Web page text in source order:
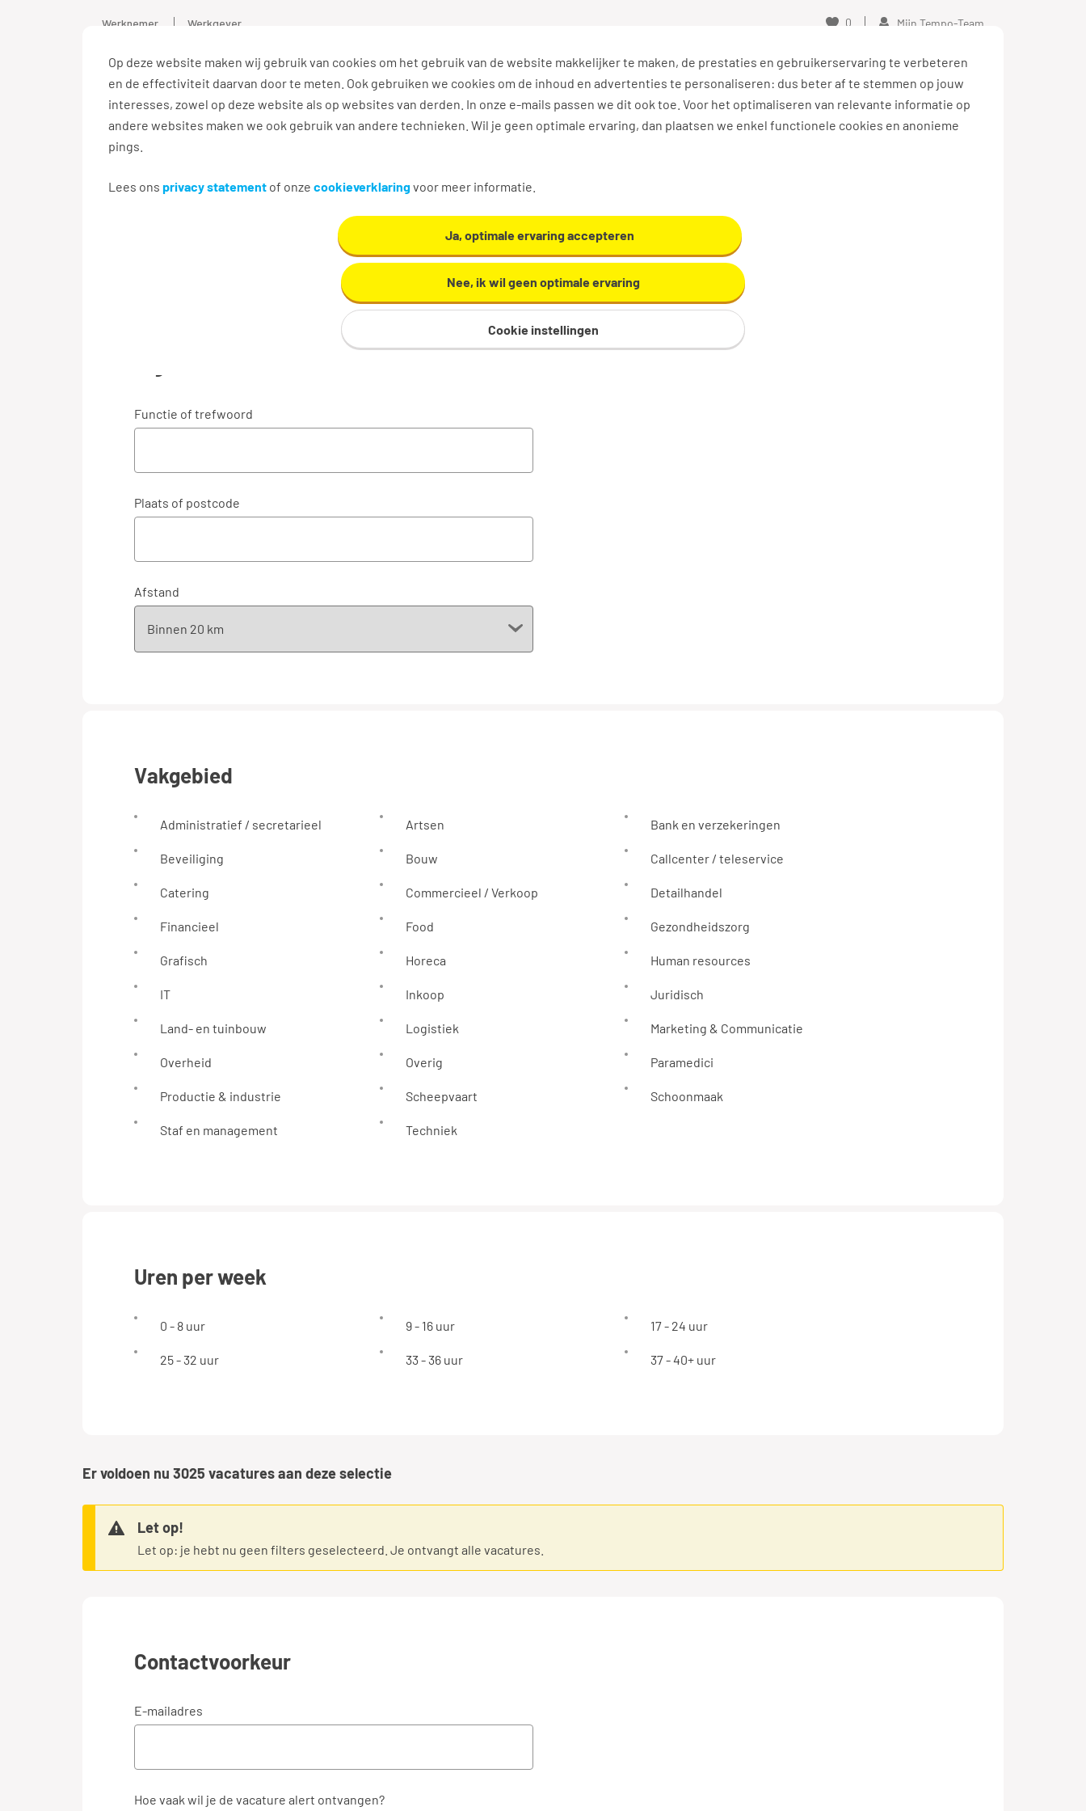
Op deze website maken wij gebruik van cookies om het gebruik van de website makkelijker te maken, de prestaties en gebruikerservaring te verbeteren
en de effectiviteit daarvan door te meten. Ook gebruiken we cookies om de inhoud en advertenties te personaliseren: dus beter af te stemmen op jouw
interesses, zowel op deze website als op websites van derden. In onze e-mails passen we dit ook toe. Voor het optimaliseren van relevante informatie op
andere websites maken we ook gebruik van andere technieken. Wil je geen optimale ervaring, dan plaatsen we enkel functionele cookies en anonieme
pings.
Lees ons privacy statement of onze cookieverklaringvoor meer informatie.
Ja, optimale ervaring accepteren
Nee, ik wil geen optimale ervaring
Cookie instellingen
Werknemer Werkgever
Vacatures Ontwikkel jezelf Werkplezier Contact
0 Mijn Tempo-Team
Aanmaken e-mailalert nieuwe vacatures
Maak hier je eigen e-mailalert om nieuwe vacatures te ontvangen die relevant zijn voor jou.
Functie of trefwoord
Plaats of postcode
Afstand
vakgebied
Administratief / secretarieel Artsen Bank en verzekeringen
Beveiliging Bouw Callcenter / teleservice
Catering Commercieel / Verkoop Detailhandel
Financieel Food Gezondheidszorg
Grafisch Horeca Human resources
IT Inkoop Juridisch
Land- en tuinbouw Logistiek Marketing & Communicatie
Overheid Overig Paramedici
Productie & industrie Scheepvaart Schoonmaak
Staf en management Techniek
uren per week
0 - 8 uur 9 - 16 uur 17 - 24 uur
25 - 32 uur 33 - 36 uur 37 - 40+ uur
Er voldoen nu 3025 vacatures aan deze selectie
Let op!
Let op: je hebt nu geen filters geselecteerd. Je ontvangt alle vacatures.
Contactvoorkeur
E-mailadres
Hoe vaak wil je de vacature alert ontvangen?